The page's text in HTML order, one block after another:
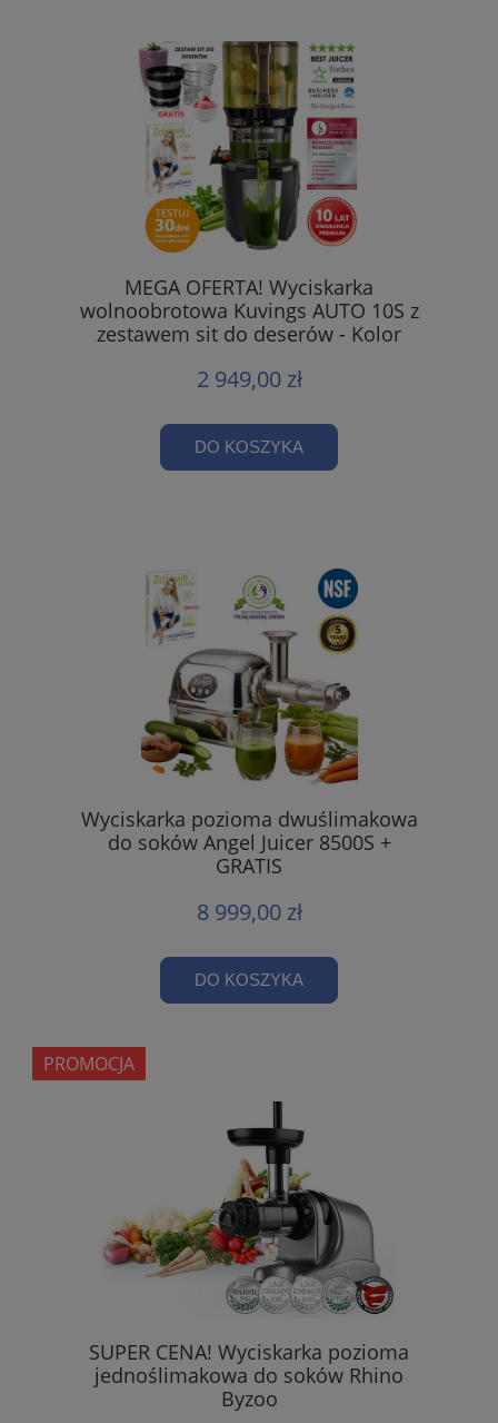
MEGA OFERTA! Wyciskarka
wolnoobrotowa Kuvings AUTO 10S z
zestawem sit do deserów - Kolor
2 949,00 zł
DO KOSZYKA
Wyciskarka pozioma dwuślimakowa
do soków Angel Juicer 8500S +
GRATIS
8 999,00 zł
DO KOSZYKA
SUPER CENA! Wyciskarka pozioma
jednoślimakowa do soków Rhino
Byzoo
PROMOCJA